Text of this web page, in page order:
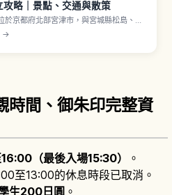
攻略｜景點、交通與散策
於京都府北部宮津市，與宮城縣松島、廣
並列為「日本三景」之一。沙洲全長約3.6
密生長的白砂青松之美，被指定為特別名
→
時間、御朱印完整資
（最後入場15:30）
。
至13:00的休息時段已取消。
生200日圓 。